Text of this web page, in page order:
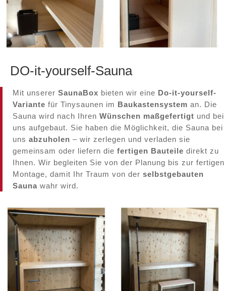
DO-it-yourself-Sauna
Mit unserer SaunaBox bieten wir eine Do-it-yourself-
Variante für Tinysaunen im Baukastensystem an. Die
Sauna wird nach Ihren Wünschen maßgefertigt und bei
uns aufgebaut. Sie haben die Möglichkeit, die Sauna bei
uns abzuholen – wir zerlegen und verladen sie
gemeinsam oder liefern die fertigen Bauteile direkt zu
Ihnen. Wir begleiten Sie von der Planung bis zur fertigen
Montage, damit Ihr Traum von der selbstgebauten
Sauna wahr wird.